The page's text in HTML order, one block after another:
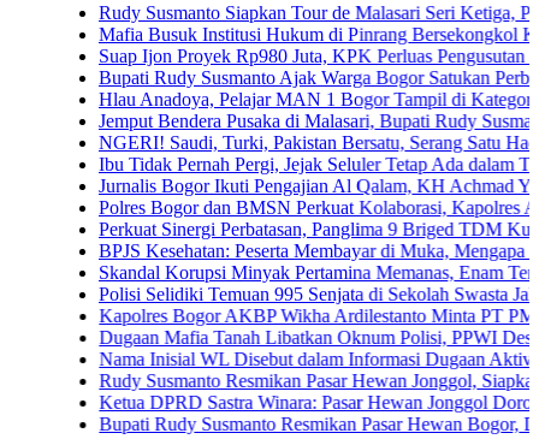
Rudy Susmanto Siapkan Tour de Malasari Seri Ketiga,
Mafia Busuk Institusi Hukum di Pinrang Bersekongkol
Suap Ijon Proyek Rp980 Juta, KPK Perluas Pengusutan di
Bupati Rudy Susmanto Ajak Warga Bogor Satukan Perbedaan
Hlau Anadoya, Pelajar MAN 1 Bogor Tampil di Kategori Umum
Jemput Bendera Pusaka di Malasari, Bupati Rudy Susmanto Ajak
NGERI! Saudi, Turki, Pakistan Bersatu, Serang Satu Hadapi Tiga
Ibu Tidak Pernah Pergi, Jejak Seluler Tetap Ada dalam Tubuh
Jurnalis Bogor Ikuti Pengajian Al Qalam, KH Achmad Yaudin
Polres Bogor dan BMSN Perkuat Kolaborasi, Kapolres Ajak
Perkuat Sinergi Perbatasan, Panglima 9 Briged TDM Kunjungi
BPJS Kesehatan: Peserta Membayar di Muka, Mengapa Masih
Skandal Korupsi Minyak Pertamina Memanas, Enam Tersangka
Polisi Selidiki Temuan 995 Senjata di Sekolah Swasta Jakarta
Kapolres Bogor AKBP Wikha Ardilestanto Minta PT PMC
Dugaan Mafia Tanah Libatkan Oknum Polisi, PPWI Desak
Nama Inisial WL Disebut dalam Informasi Dugaan Aktivitas di
Rudy Susmanto Resmikan Pasar Hewan Jonggol, Siapkan
Ketua DPRD Sastra Winara: Pasar Hewan Jonggol Dorong
Bupati Rudy Susmanto Resmikan Pasar Hewan Bogor,